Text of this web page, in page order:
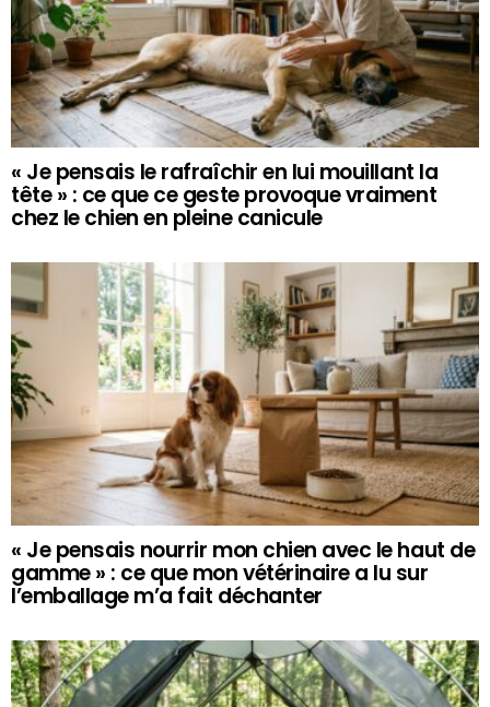
« Je pensais le rafraîchir en lui mouillant la
tête » : ce que ce geste provoque vraiment
chez le chien en pleine canicule
« Je pensais nourrir mon chien avec le haut de
gamme » : ce que mon vétérinaire a lu sur
l’emballage m’a fait déchanter